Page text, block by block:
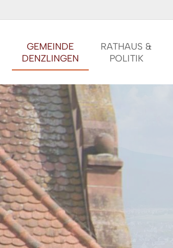
GEMEINDE
DENZLINGEN
RATHAUS &
POLITIK